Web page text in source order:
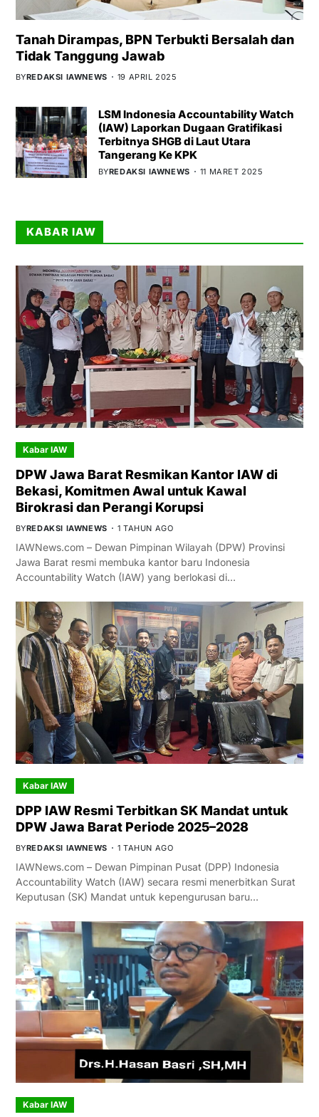
Tanah Dirampas, BPN Terbukti Bersalah dan
Tidak Tanggung Jawab
BYREDAKSI IAWNEWS 19 APRIL 2025
LSM Indonesia Accountability Watch
(IAW) Laporkan Dugaan Gratifikasi
Terbitnya SHGB di Laut Utara
Tangerang Ke KPK
BYREDAKSI IAWNEWS 11 MARET 2025
KABAR IAW
Kabar IAW
DPW Jawa Barat Resmikan Kantor IAW di
Bekasi, Komitmen Awal untuk Kawal
Birokrasi dan Perangi Korupsi
BYREDAKSI IAWNEWS 1 TAHUN AGO
IAWNews.com – Dewan Pimpinan Wilayah (DPW) Provinsi
Jawa Barat resmi membuka kantor baru Indonesia
Accountability Watch (IAW) yang berlokasi di…
Kabar IAW
DPP IAW Resmi Terbitkan SK Mandat untuk
DPW Jawa Barat Periode 2025–2028
BYREDAKSI IAWNEWS 1 TAHUN AGO
IAWNews.com – Dewan Pimpinan Pusat (DPP) Indonesia
Accountability Watch (IAW) secara resmi menerbitkan Surat
Keputusan (SK) Mandat untuk kepengurusan baru…
Kabar IAW